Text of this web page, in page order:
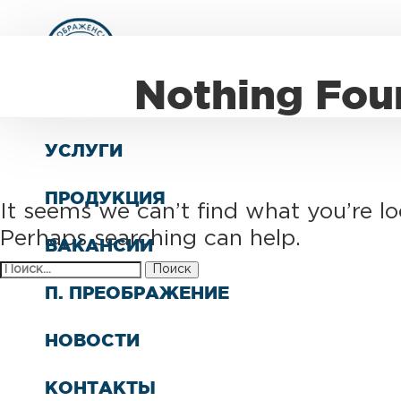
СТРУКТУРА
УСЛУГИ
ПРОДУКЦИЯ
ВАКАНСИИ
П. ПРЕОБРАЖЕНИЕ
НОВОСТИ
КОНТАКТЫ
Nothing
It seems we can’t find what you’re
Perhaps searching can help.
Найти: